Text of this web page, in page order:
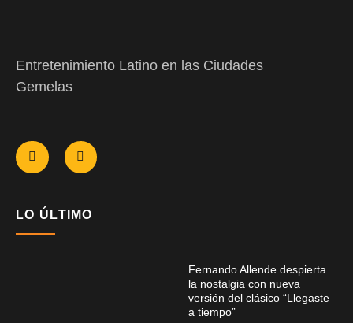
Entretenimiento Latino en las Ciudades
Gemelas
LO ÚLTIMO
Fernando Allende despierta
la nostalgia con nueva
versión del clásico “Llegaste
a tiempo”